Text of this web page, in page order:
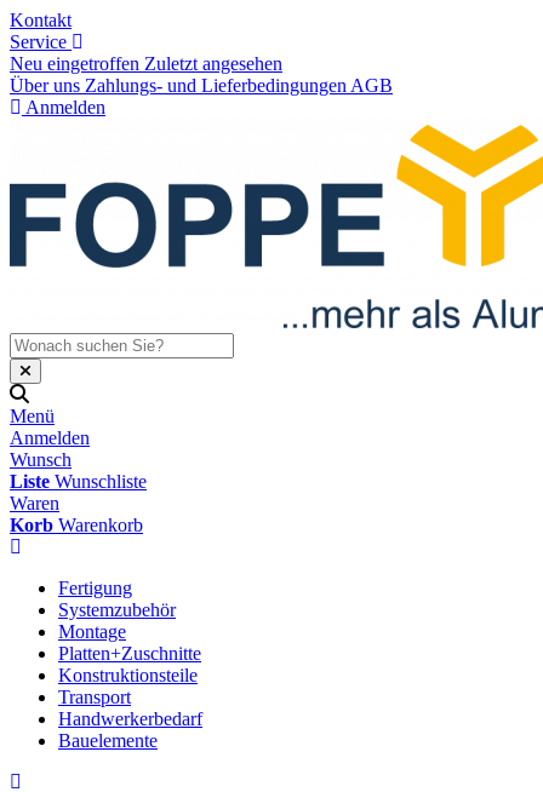
Kontakt
Service
Neu eingetroffen Zuletzt angesehen
Über uns Zahlungs- und Lieferbedingungen AGB
Anmelden
Menü
Anmelden
Wunsch
Liste Wunschliste
Waren
Korb Warenkorb
Fertigung
Systemzubehör
Montage
Platten+Zuschnitte
Konstruktionsteile
Transport
Handwerkerbedarf
Bauelemente